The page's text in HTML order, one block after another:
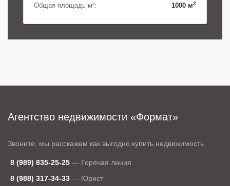
Общая площадь м²:
1000 м2
Агентство недвижимости «Формат»
Звоните, мы расскажем как выгодно купить недвижимость
8 (989) 835-25-25 — Горячая линия
8 (988) 317-34-33 — Юрист